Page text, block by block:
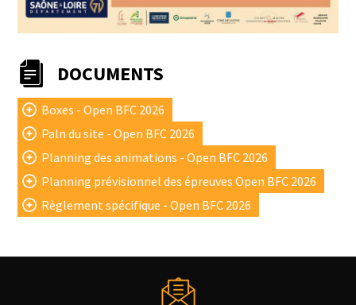
DOCUMENTS
Boxes - Open BFC 2026
Paln du site - Open BFC 2026
Planning des animations - Open BFC 2026
Planning prévisionnel des épreuves Open BFC 2026
Règlement spécifique - Open BFC 2026